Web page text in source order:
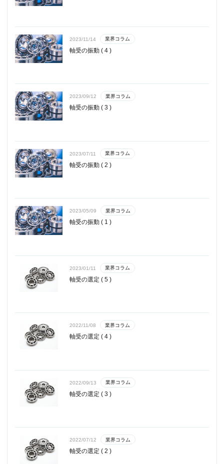
2023/11/14 業界コラム
軸受の振動 ( 4 )
2023/09/12 業界コラム
軸受の振動 ( 3 )
2023/07/11 業界コラム
軸受の振動 ( 2 )
2023/05/09 業界コラム
軸受の振動 ( 1 )
2023/01/11 業界コラム
軸受の選定 ( 5 )
2022/11/08 業界コラム
軸受の選定 ( 4 )
2022/09/13 業界コラム
軸受の選定 ( 3 )
2022/07/12 業界コラム
軸受の選定 ( 2 )